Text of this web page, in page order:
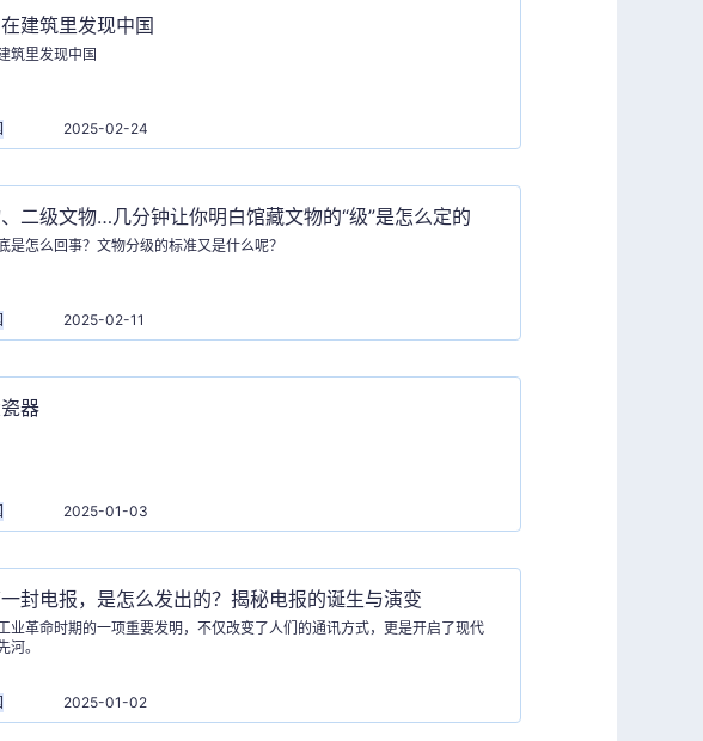
建筑里发现中国
筑里发现中国
2025-02-24
二级文物…几分钟让你明白馆藏文物的“级”是怎么定的
是怎么回事？文物分级的标准又是什么呢？
2025-02-11
器
2025-01-03
封电报，是怎么发出的？揭秘电报的诞生与演变
业革命时期的一项重要发明，不仅改变了人们的通讯方式，更是开启了现代
河。
2025-01-02